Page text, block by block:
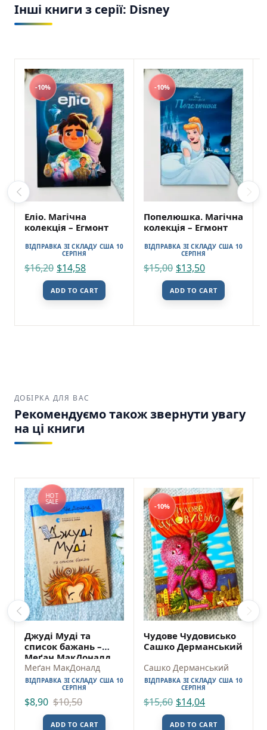
Інші книги з серії: Disney
-10%
Еліо. Магічна
колекція – Егмонт
ВІДПРАВКА ЗІ СКЛАДУ США 10
СЕРПНЯ
$16,20 $14,58
ADD TO CART
-10%
Попелюшка. Магічна
колекція – Егмонт
ВІДПРАВКА ЗІ СКЛАДУ США 10
СЕРПНЯ
$15,00 $13,50
ADD TO CART
ДОБІРКА ДЛЯ ВАС
Рекомендуємо також звернути увагу
на ці книги
HOT
SALE
Джуді Муді та
список бажань –
Меґан МакДоналд
Меґан МакДоналд
ВІДПРАВКА ЗІ СКЛАДУ США 10
СЕРПНЯ
$8,90 $10,50
ADD TO CART
-10%
Чудове Чудовисько
Сашко Дерманський
Сашко Дерманський
ВІДПРАВКА ЗІ СКЛАДУ США 10
СЕРПНЯ
$15,60 $14,04
ADD TO CART